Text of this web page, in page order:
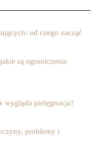
od czego zacząć
są ograniczenia
wygląda pielęgnacja?
problemy i